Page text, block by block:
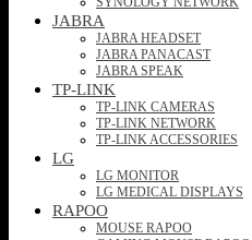
JABRA
JABRA HEADSET
JABRA PANACAST
JABRA SPEAK
TP-LINK
TP-LINK CAMERAS
TP-LINK NETWORK
TP-LINK ACCESSORIES
LG
LG MONITOR
LG MEDICAL DISPLAYS
RAPOO
MOUSE RAPOO